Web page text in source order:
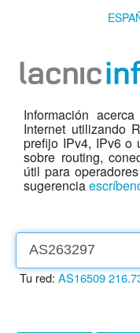
Información
Internet utilizando
prefijo IPv4, IPv6 o
sobre routing,
útil para
sugerencia
Tu red: AS16509